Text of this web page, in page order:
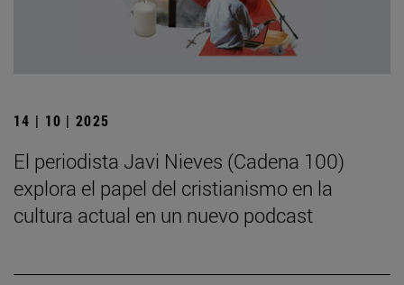
14 | 10 | 2025
El periodista Javi Nieves (Cadena 100)
explora el papel del cristianismo en la
cultura actual en un nuevo podcast